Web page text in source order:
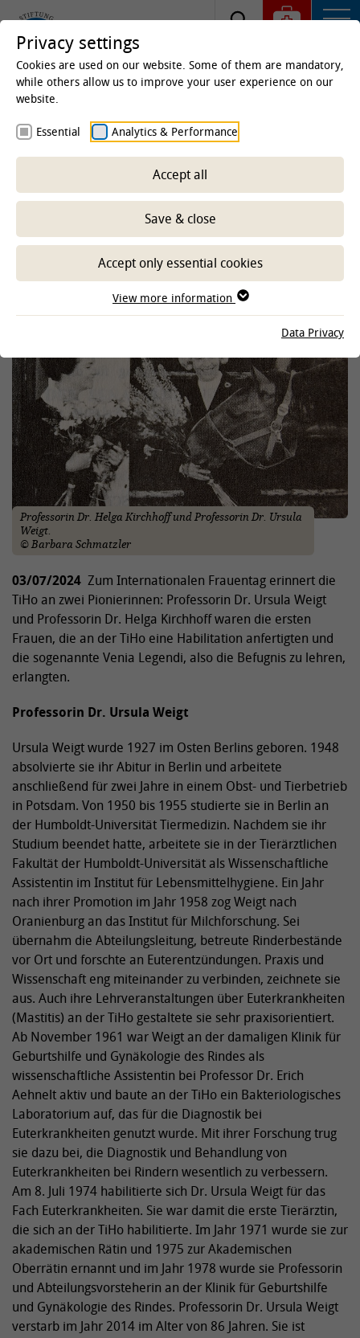
Vor 50 Jahren habilitierten sich
erstmals zwei Frauen an der
TiHo
Jubiläum für zwei Pionierinnen: Die Tierärztin
Ursula Weigt und die Diplom-Biologin Helga
Kirchhoff erhielten im Jahr 1974 an der TiHo
ihre Habilitationsurkunden.
Professorin Dr. Helga Kirchhoff und Professorin Dr. Ursula
Weigt.
© Barbara Schmatzler
03/07/2024 Zum Internationalen Frauentag erinnert die
TiHo an zwei Pionierinnen: Professorin Dr. Ursula Weigt
und Professorin Dr. Helga Kirchhoff waren die ersten
Frauen, die an der TiHo eine Habilitation anfertigten und
die sogenannte Venia Legendi, also die Befugnis zu lehren,
erlangten.
Professorin Dr. Ursula Weigt
Ursula Weigt wurde 1927 im Osten Berlins geboren. 1948
absolvierte sie ihr Abitur in Berlin und arbeitete
anschließend für zwei Jahre in einem Obst- und Tierbetrieb
in Potsdam. Von 1950 bis 1955 studierte sie in Berlin an
der Humboldt-Universität Tiermedizin. Nachdem sie ihr
Studium beendet hatte, arbeitete sie in der Tierärztlichen
Fakultät der Humboldt-Universität als Wissenschaftliche
Assistentin im Institut für Lebensmittelhygiene. Ein Jahr
nach ihrer Promotion im Jahr 1958 zog Weigt nach
Oranienburg an das Institut für Milchforschung. Sei
übernahm die Abteilungsleitung, betreute Rinderbestände
vor Ort und forschte an Euterentzündungen. Praxis und
Wissenschaft eng miteinander zu verbinden, zeichnete sie
aus. Auch ihre Lehrveranstaltungen über Euterkrankheiten
(Mastitis) an der TiHo gestaltete sie sehr praxisorientiert.
Ab November 1961 war Weigt an der damaligen Klinik für
Geburtshilfe und Gynäkologie des Rindes als
wissenschaftliche Assistentin bei Professor Dr. Erich
Aehnelt aktiv und baute an der TiHo ein Bakteriologisches
Laboratorium auf, das für die Diagnostik bei
Euterkrankheiten genutzt wurde. Mit ihrer Forschung trug
sie dazu bei, die Diagnostik und Behandlung von
Euterkrankheiten bei Rindern wesentlich zu verbessern.
Am 8. Juli 1974 habilitierte sich Dr. Ursula Weigt für das
Fach Euterkrankheiten. Sie war damit die erste Tierärztin,
die sich an der TiHo habilitierte. Im Jahr 1971 wurde sie zur
akademischen Rätin und 1975 zur Akademischen
Oberrätin ernannt und im Jahr 1978 wurde sie Professorin
und Abteilungsvorsteherin an der Klinik für Geburtshilfe
und Gynäkologie des Rindes. Professorin Dr. Ursula Weigt
verstarb im Jahr 2014 im Alter von 86 Jahren. Sie ist
Privacy settings
Cookies are used on our website. Some of them are mandatory,
while others allow us to improve your user experience on our
website.
Essential Analytics & Performance
Accept all
Save & close
Accept only essential cookies
View more information
Data Privacy